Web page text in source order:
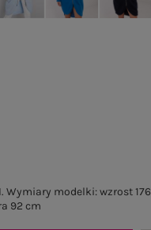
Wymiary modelki: wzrost 176
92 cm